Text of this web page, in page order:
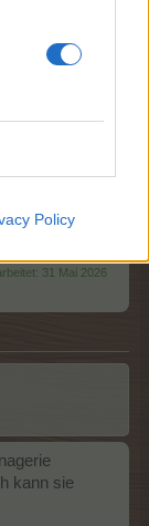
Policy
gerade
31 Mai 2026
kann sie